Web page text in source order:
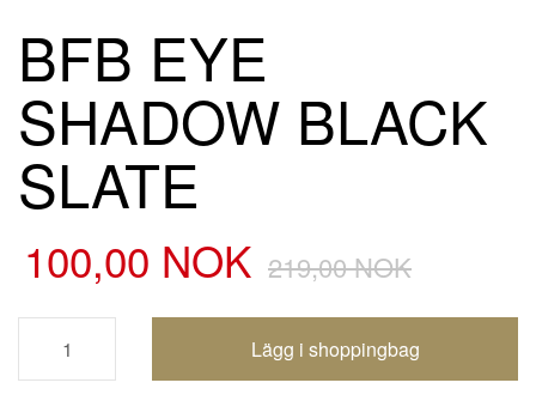
BFB EYE
SHADOW BLACK
SLATE
100,00 NOK 219,00 NOK
Handlevogn oppdatert